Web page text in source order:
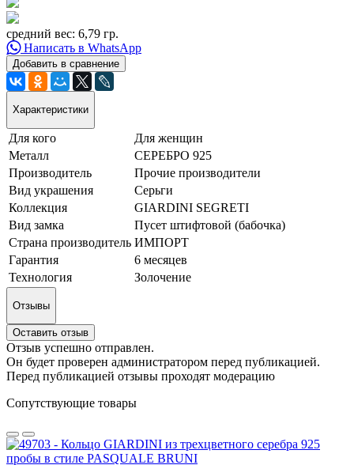
средний вес: 6,79 гр.
Написать в WhatsApp
Добавить в сравнение
Характеристики
Для кого
Для женщин
Металл
СЕРЕБРО 925
Производитель
Прочие производители
Вид украшения
Серьги
Коллекция
GIARDINI SEGRETI
Вид замка
Пусет штифтовой (бабочка)
Страна производитель ИМПОРТ
Гарантия
6 месяцев
Технология
Золочение
Отзывы
Оставить отзыв
Отзыв успешно отправлен.
Он будет проверен администратором перед публикацией.
Перед публикацией отзывы проходят модерацию
Сопутствующие товары